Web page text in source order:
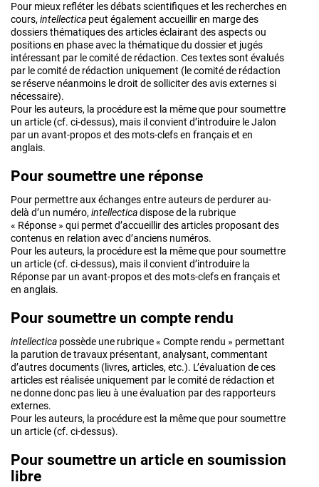
Pour mieux refléter les débats scientifiques et les recherches en
cours, intellectica peut également accueillir en marge des
dossiers thématiques des articles éclairant des aspects ou
positions en phase avec la thématique du dossier et jugés
intéressant par le comité de rédaction. Ces textes sont évalués
par le comité de rédaction uniquement (le comité de rédaction
se réserve néanmoins le droit de solliciter des avis externes si
nécessaire).
Pour les auteurs, la procédure est la même que pour soumettre
un article (cf. ci-dessus), mais il convient d’introduire le Jalon
par un avant-propos et des mots-clefs en français et en
anglais.
Pour soumettre une réponse
Pour permettre aux échanges entre auteurs de perdurer au-
delà d’un numéro, intellecticadispose de la rubrique
« Réponse » qui permet d’accueillir des articles proposant des
contenus en relation avec d’anciens numéros.
Pour les auteurs, la procédure est la même que pour soumettre
un article (cf. ci-dessus), mais il convient d’introduire la
Réponse par un avant-propos et des mots-clefs en français et
en anglais.
Pour soumettre un compte rendu
intellectica possède une rubrique « Compte rendu » permettant
la parution de travaux présentant, analysant, commentant
d’autres documents (livres, articles, etc.). L’évaluation de ces
articles est réalisée uniquement par le comité de rédaction et
ne donne donc pas lieu à une évaluation par des rapporteurs
externes.
Pour les auteurs, la procédure est la même que pour soumettre
un article (cf. ci-dessus).
Pour soumettre un article en soumission
libre